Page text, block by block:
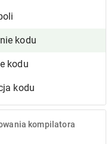
kodu
kodu
kodu
kompilatora